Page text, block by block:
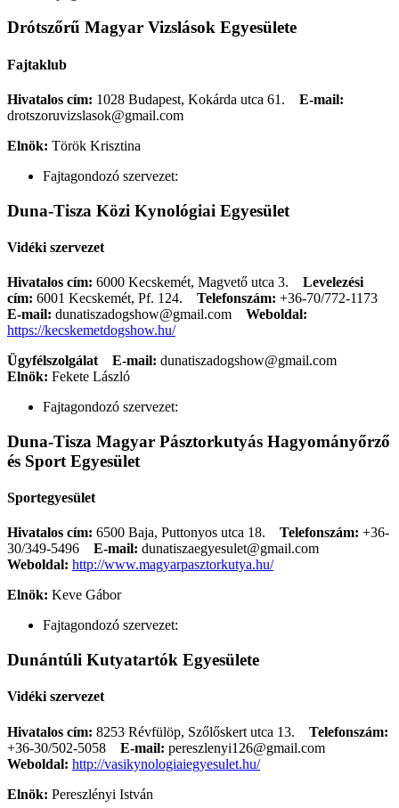
Drótszőrű Magyar Vizslások Egyesülete
Fajtaklub
Hivatalos cím: 1028 Budapest, Kokárda utca 61. E-mail:
drotszoruvizslasok@gmail.com
Elnök: Török Krisztina
Fajtagondozó szervezet:
Duna-Tisza Közi Kynológiai Egyesület
Vidéki szervezet
Hivatalos cím: 6000 Kecskemét, Magvető utca 3. Levelezési
cím: 6001 Kecskemét, Pf. 124. Telefonszám: +36-70/772-1173
E-mail: dunatiszadogshow@gmail.com
Weboldal:
https://kecskemetdogshow.hu/
Ügyfélszolgálat
E-mail: dunatiszadogshow@gmail.com
Elnök: Fekete László
Fajtagondozó szervezet:
Duna-Tisza Magyar Pásztorkutyás Hagyományőrző
és Sport Egyesület
Sportegyesület
Hivatalos cím: 6500 Baja, Puttonyos utca 18. Telefonszám: +36-
30/349-5496
E-mail: dunatiszaegyesulet@gmail.com
Weboldal: http://www.magyarpasztorkutya.hu/
Elnök: Keve Gábor
Fajtagondozó szervezet:
Dunántúli Kutyatartók Egyesülete
Vidéki szervezet
Hivatalos cím: 8253 Révfülöp, Szőlőskert utca 13. Telefonszám:
+36-30/502-5058
E-mail: pereszlenyi126@gmail.com
Weboldal: http://vasikynologiaiegyesulet.hu/
Elnök: Pereszlényi István